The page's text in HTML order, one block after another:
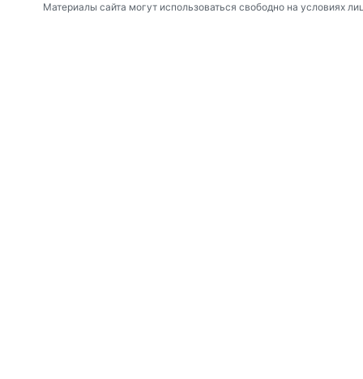
Материалы сайта могут использоваться свободно на условиях